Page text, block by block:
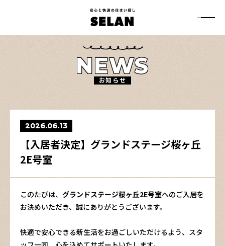
快
適
の
住
ま
い
お知らせ
NEWS
2026.06.13
【入居者決定】グランドステージ桜ヶ丘
2E号室
このたびは、 グランドステージ桜ヶ丘2E号室へのご入居を
お決めいただき、誠にありがとうございます。
快適で安心できる新生活をお過ごしいただけるよう、スタ